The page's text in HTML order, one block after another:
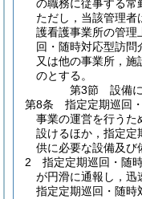
の職務に従事する常
ただし，当該管理者
護看護事業所の管理
回・随時対応型訪問
又は他の事業所，施
のとする。
第3節
設備
第8条
指定定期巡回
事業の運営を行うた
設けるほか，指定定
供に必要な設備及び
2
指定定期巡回・随
が円滑に通報し，迅
指定定期巡回・随時